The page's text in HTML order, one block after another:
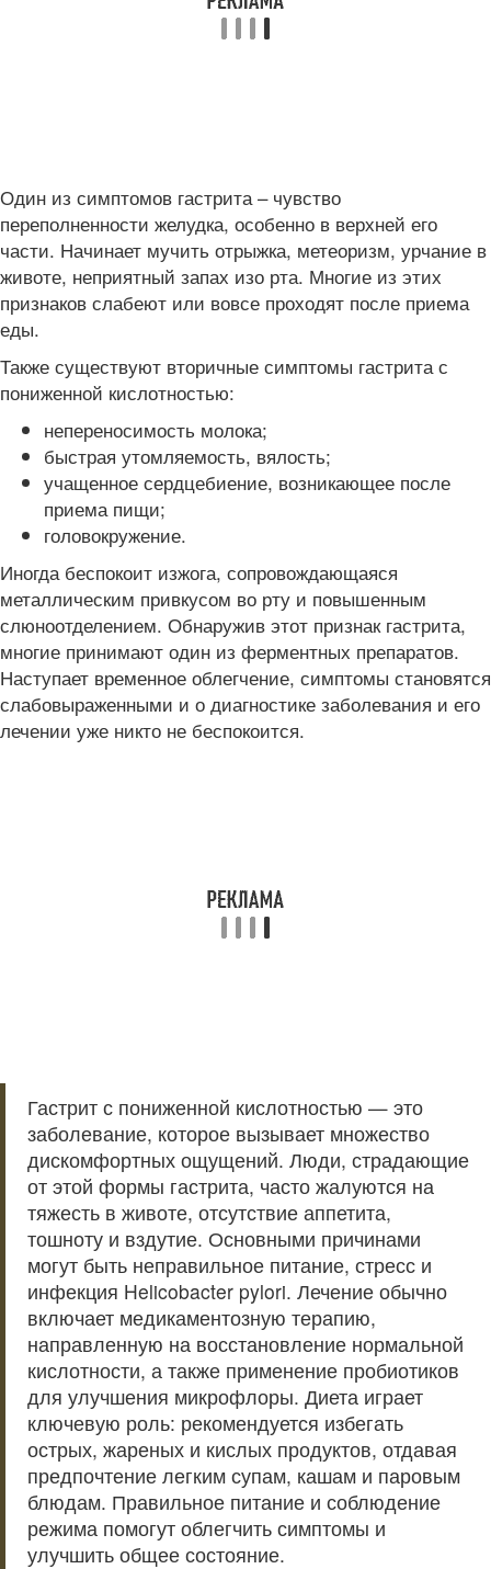
Один из симптомов гастрита – чувство
переполненности желудка, особенно в верхней его
части. Начинает мучить отрыжка, метеоризм, урчание в
животе, неприятный запах изо рта. Многие из этих
признаков слабеют или вовсе проходят после приема
еды.
Также существуют вторичные симптомы гастрита с
пониженной кислотностью:
непереносимость молока;
быстрая утомляемость, вялость;
учащенное сердцебиение, возникающее после
приема пищи;
головокружение.
Иногда беспокоит изжога, сопровождающаяся
металлическим привкусом во рту и повышенным
слюноотделением. Обнаружив этот признак гастрита,
многие принимают один из ферментных препаратов.
Наступает временное облегчение, симптомы становятся
слабовыраженными и о диагностике заболевания и его
лечении уже никто не беспокоится.
Гастрит с пониженной кислотностью — это
заболевание, которое вызывает множество
дискомфортных ощущений. Люди, страдающие
от этой формы гастрита, часто жалуются на
тяжесть в животе, отсутствие аппетита,
тошноту и вздутие. Основными причинами
могут быть неправильное питание, стресс и
инфекция Helicobacter pylori. Лечение обычно
включает медикаментозную терапию,
направленную на восстановление нормальной
кислотности, а также применение пробиотиков
для улучшения микрофлоры. Диета играет
ключевую роль: рекомендуется избегать
острых, жареных и кислых продуктов, отдавая
предпочтение легким супам, кашам и паровым
блюдам. Правильное питание и соблюдение
режима помогут облегчить симптомы и
улучшить общее состояние.